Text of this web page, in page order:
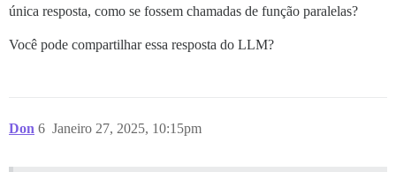
única resposta, como se fossem chamadas de função paralelas?
Você pode compartilhar essa resposta do LLM?
Don Janeiro 27, 2025, 10:15pm
6